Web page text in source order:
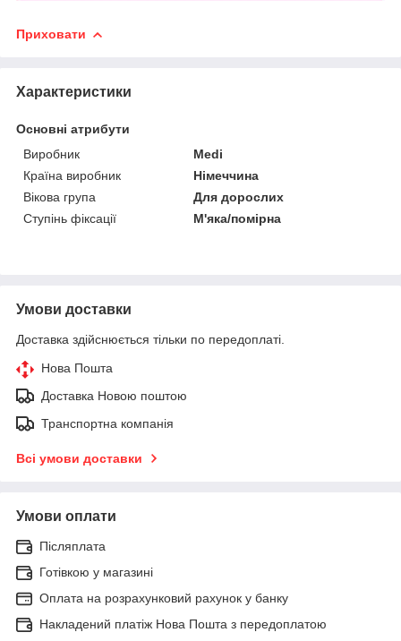
Приховати
Характеристики
Основні атрибути
Виробник
Medi
Країна виробник
Німеччина
Вікова група
Для дорослих
Ступінь фіксації
М'яка/помірна
Умови доставки
Доставка здійснюється тільки по передоплаті.
Нова Пошта
Доставка Новою поштою
Транспортна компанія
Всі умови доставки
Умови оплати
Післяплата
Готівкою у магазині
Оплата на розрахунковий рахунок у банку
Накладений платіж Нова Пошта з передоплатою